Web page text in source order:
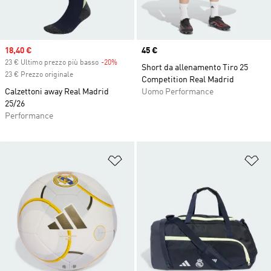
Sale price
18,40 €
23 € Ultimo prezzo più basso -20% Discount
23 € Prezzo originale
Calzettoni away Real Madrid
25/26
Performance
Price
45 €
Short da allenamento Tiro 25
Competition Real Madrid
Uomo Performance
Aggiungi alla lista dei desideri